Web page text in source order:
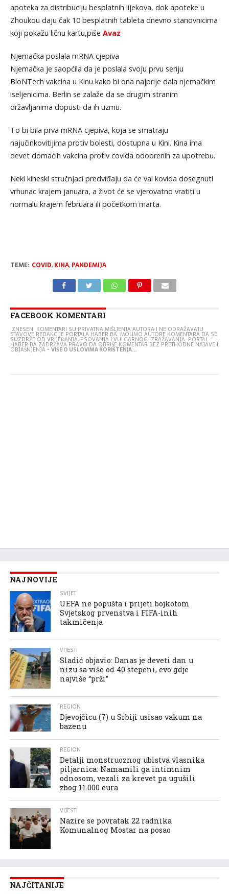
apoteka za distribuciju besplatnih lijekova, dok apoteke u
Zhoukou daju čak 10 besplatnih tableta dnevno stanovnicima
koji pokažu ličnu kartu,piše Avaz
Njemačka poslala mRNA cjepiva
Njemačka je saopćila da je poslala svoju prvu seriju
BioNTech vakcina u Kinu kako bi ona najprije dala njemačkim
iseljenicima. Berlin se zalaže da se drugim stranim
državljanima dopusti da ih uzmu.
To bi bila prva mRNA cjepiva, koja se smatraju
najučinkovitijima protiv bolesti, dostupna u Kini. Kina ima
devet domaćih vakcina protiv covida odobrenih za upotrebu.
Neki kineski stručnjaci predviđaju da će val kovida dosegnuti
vrhunac krajem januara, a život će se vjerovatno vratiti u
normalu krajem februara ili početkom marta.
TEME: COVID, KINA, PANDEMIJA
FACEBOOK KOMENTARI
IZNESENI KOMENTARI SU PRIVATNA MIŠLJENJA AUTORA I NE ODRAŽAVAJU
STAVOVE REDAKCIJE PORTALA HABER.BA. MOLIMO AUTORE KOMENTARA DA SE
SUZDRŽE OD VRIJEĐANJA, PSOVANJA I VULGARNOG IZRAŽAVANJA. PORTAL
HABER.BA ZADRŽAVA PRAVO DA OBRIŠE KOMENTAR BEZ PRETHODNE NAJAVE I
OBJAŠNJENJA -VIŠE O USLOVIMA KORIŠTENJA...
NAJNOVIJE
SVIJET
UEFA ne popušta i prijeti bojkotom
Svjetskog prvenstva i FIFA-inih
takmičenja
VIJESTI
Sladić objavio: Danas je deveti dan u
nizu sa više od 40 stepeni, evo gdje
najviše “prži”
REGION
Djevojčicu (7) u Srbiji usisao vakum na
bazenu
REGION
Detalji monstruoznog ubistva vlasnika
piljarnica: Namamili ga intimnim
odnosom, vezali za krevet pa ugušili
zbog 11.000 eura
VIJESTI
Nazire se povratak 22 radnika
Komunalnog Mostar na posao
NAJČITANIJE